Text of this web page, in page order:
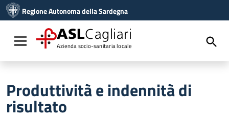
Vai al menu di navigazione
Vai al footer
Regione Autonoma della Sardegna
Toggle navigation
ASLCagliari
Azienda socio-sanitaria locale
Produttività e indennità di
risultato